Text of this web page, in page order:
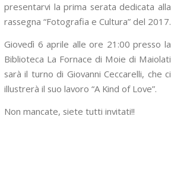
presentarvi la prima serata dedicata alla
rassegna “Fotografia e Cultura” del 2017.
Giovedì 6 aprile alle ore 21:00 presso la
Biblioteca La Fornace di Moie di Maiolati
sarà il turno di Giovanni Ceccarelli, che ci
illustrerà il suo lavoro “A Kind of Love”.
Non mancate, siete tutti invitati!!